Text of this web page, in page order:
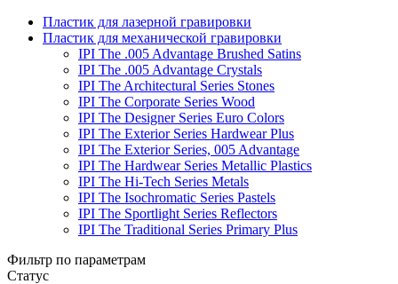
Пластик для лазерной гравировки
Пластик для механической гравировки
IPI The .005 Advantage Brushed Satins
IPI The .005 Advantage Crystals
IPI The Architectural Series Stones
IPI The Corporate Series Wood
IPI The Designer Series Euro Colors
IPI The Exterior Series Hardwear Plus
IPI The Exterior Series, 005 Advantage
IPI The Hardwear Series Metallic Plastics
IPI The Hi-Tech Series Metals
IPI The Isochromatic Series Pastels
IPI The Sportlight Series Reflectors
IPI The Traditional Series Primary Plus
Фильтр по параметрам
Статус